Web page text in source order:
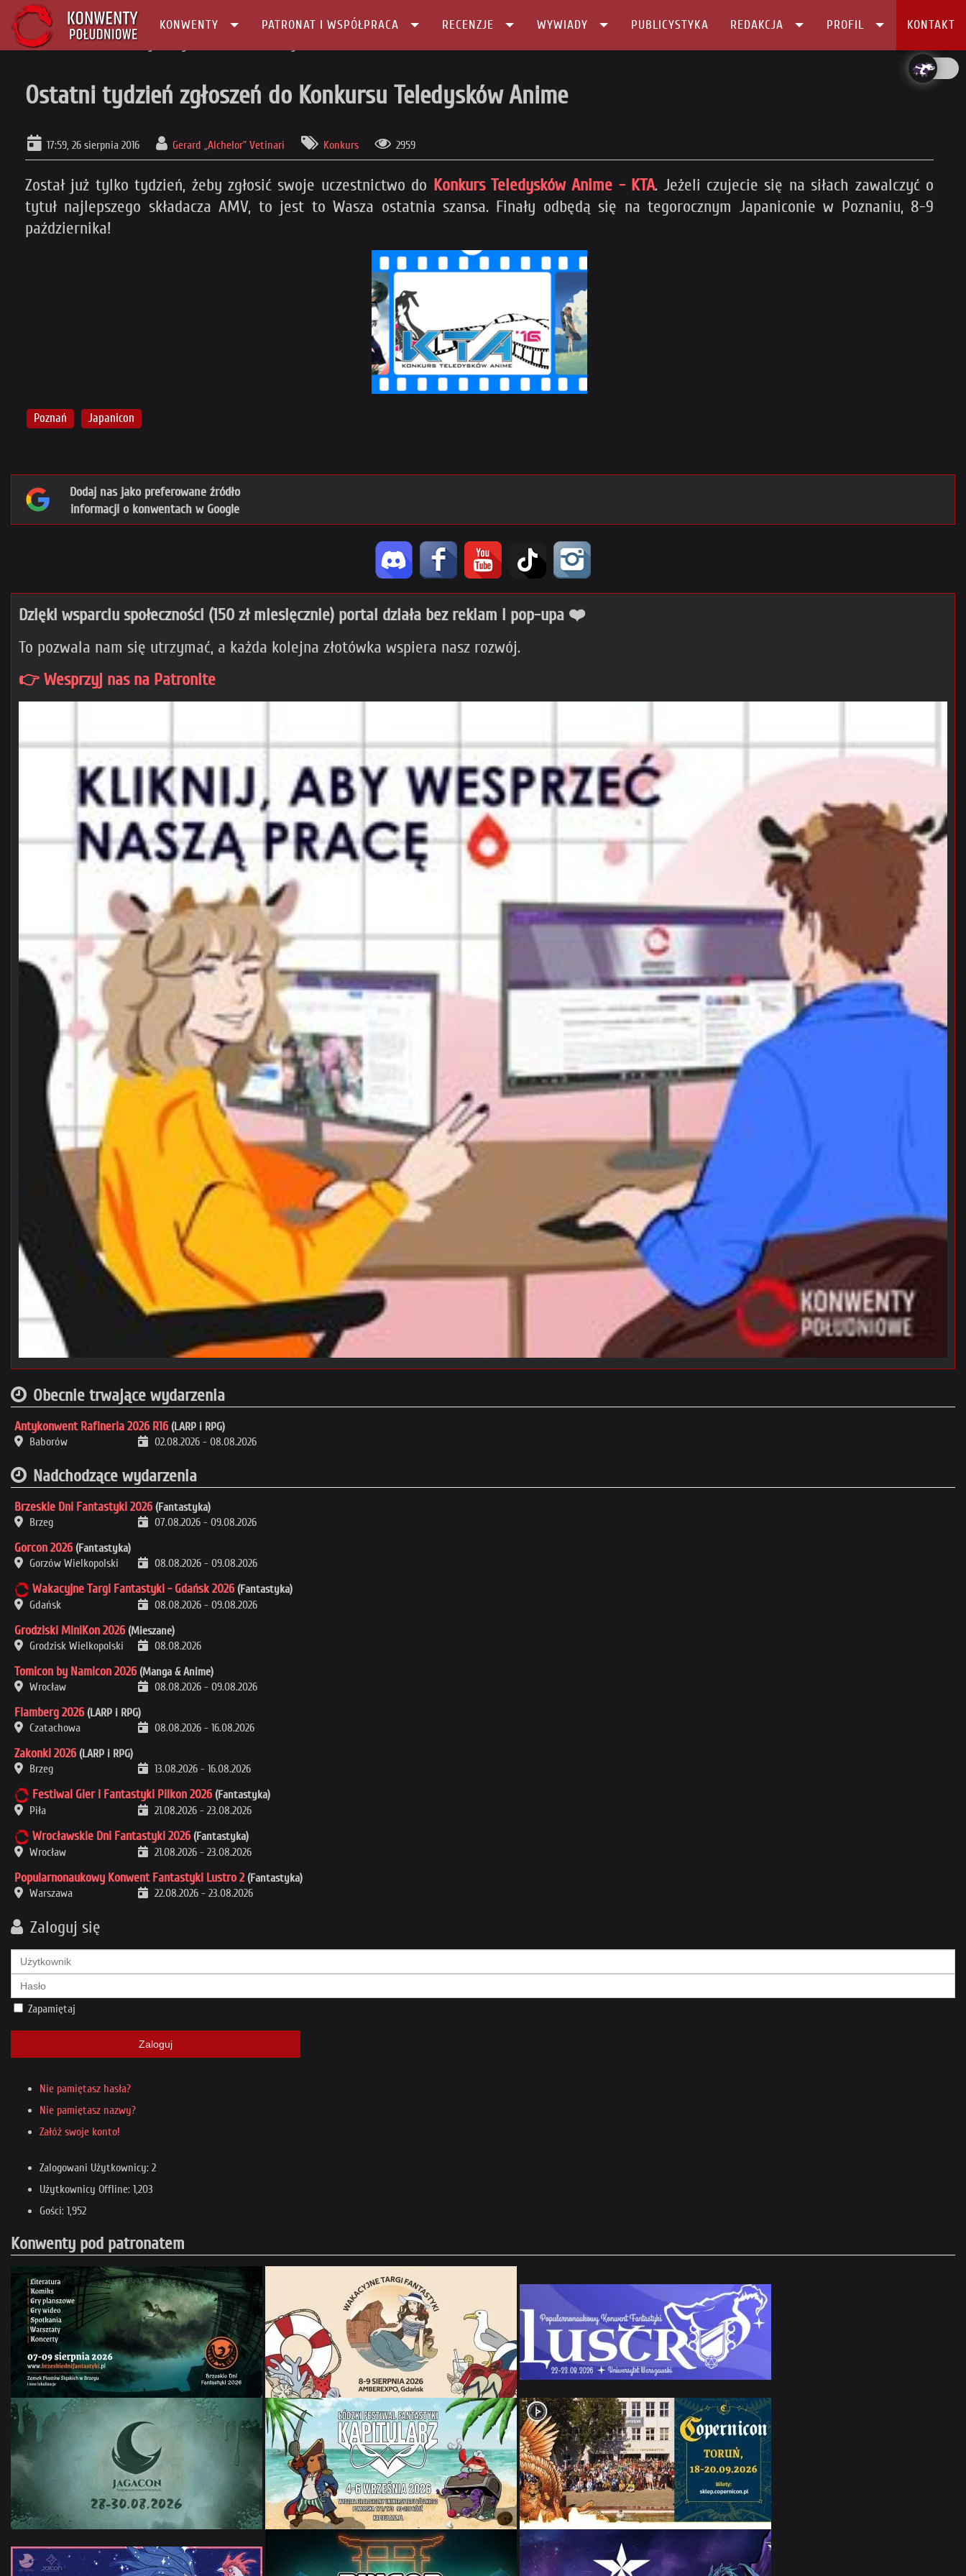
KONWENTY PATRONAT I WSPÓŁPRACA RECENZJE WYWIADY PUBLICYSTYKA REDAKCJA PROFIL KONTAKT
Główna
Ostatni tydzień zgłoszeń do Konkursu Teledysków Anime
17:59, 26 sierpnia 2016 Gerard „Alchelor” Vetinari Konkurs 2959
Został już tylko tydzień, żeby zgłosić swoje uczestnictwo do Konkurs Teledysków Anime - KTA. Jeżeli czujecie się na siłach zawalczyć o
tytuł najlepszego składacza AMV, to jest to Wasza ostatnia szansa. Finały odbędą się na tegorocznym Japaniconie w Poznaniu, 8-9
października!
Poznań Japanicon
Dodaj nas jako preferowane źródło
informacji o konwentach w Google
Dzięki wsparciu społeczności (150 zł miesięcznie) portal działa bez reklam i pop-upa ❤️
To pozwala nam się utrzymać, a każda kolejna złotówka wspiera nasz rozwój.
👉 Wesprzyj nas na Patronite
Obecnie trwające wydarzenia
Antykonwent Rafineria 2026 R16 (LARP i RPG)
Baborów
02.08.2026 - 08.08.2026
Nadchodzące wydarzenia
Brzeskie Dni Fantastyki 2026 (Fantastyka)
Brzeg
07.08.2026 - 09.08.2026
Gorcon 2026 (Fantastyka)
Gorzów Wielkopolski
08.08.2026 - 09.08.2026
Wakacyjne Targi Fantastyki - Gdańsk 2026 (Fantastyka)
Gdańsk
08.08.2026 - 09.08.2026
Grodziski MiniKon 2026 (Mieszane)
Grodzisk Wielkopolski
08.08.2026
Tomicon by Namicon 2026 (Manga & Anime)
Wrocław
08.08.2026 - 09.08.2026
Flamberg 2026 (LARP i RPG)
Czatachowa
08.08.2026 - 16.08.2026
Zakonki 2026 (LARP i RPG)
Brzeg
13.08.2026 - 16.08.2026
Festiwal Gier i Fantastyki Pilkon 2026 (Fantastyka)
Piła
21.08.2026 - 23.08.2026
Wrocławskie Dni Fantastyki 2026 (Fantastyka)
Wrocław
21.08.2026 - 23.08.2026
Popularnonaukowy Konwent Fantastyki Lustro 2 (Fantastyka)
Warszawa
22.08.2026 - 23.08.2026
Zaloguj się
Zapamiętaj
Zaloguj
Nie pamiętasz hasła?
Nie pamiętasz nazwy?
Załóż swoje konto!
Zalogowani Użytkownicy: 2
Użytkownicy Offline: 1,203
Gości: 1,952
Konwenty pod patronatem